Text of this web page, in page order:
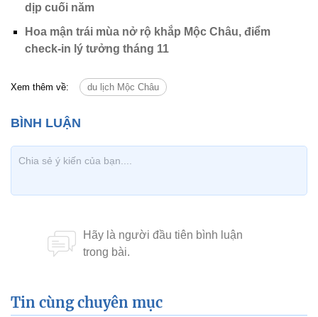
dịp cuối năm
Hoa mận trái mùa nở rộ khắp Mộc Châu, điểm
check-in lý tưởng tháng 11
Xem thêm về: du lịch Mộc Châu
Tin cùng chuyên mục